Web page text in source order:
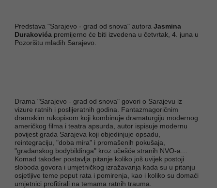
Predstava "Sarajevo - grad od snova" autora Jasmina
Durakovića premijerno će biti izvedena u četvrtak, 4. juna u
Pozorištu mladih Sarajevo.
Drama "Sarajevo - grad od snova" govori o Sarajevu iz
vizure ratnih i poslijeratnih godina. Fantazmagoričnim
dramskim rukopisom koji kombinuje dramaturgiju modernog
američkog filma i teatra apsurda, autor ispisuje modernu
povijest grada Sarajeva koji objedinjuje opsadu,
reintegraciju, "doba mira" i promašenih pokušaja,
"građanskog bodybildinga" kroz učešće stranih NVO-a…
Komad također postavlja pitanje koliko još uvijek postoji
sloboda govora i umjetničkog izražavanja kada su u pitanju
osjetljive teme poput rata i pomirenja, kao i koliko su domaći
umjetnici profitirali na temama ratnih trauma.